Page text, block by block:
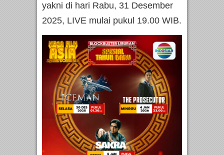
yakni di hari Rabu, 31 Desember
2025, LIVE mulai pukul 19.00 WIB.